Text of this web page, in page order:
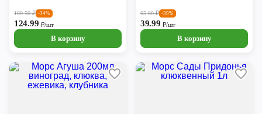
189.50₽ -34%
124.99 ₽/шт
В корзину
65.80₽ -39%
39.99₽/шт
В корзину